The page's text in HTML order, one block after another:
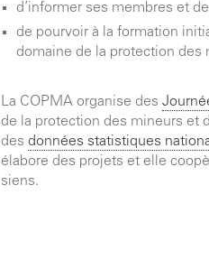
d’informer ses membres et
de pourvoir à la formation
domaine de la protection des
La COPMA organise des
de la protection des mineurs et
des données statistiques
élabore des projets et elle
siens.